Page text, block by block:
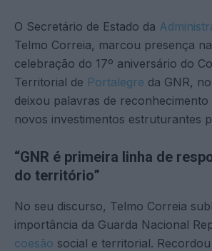
O Secretário de Estado da
Telmo Correia, marcou presença
celebração do 17º aniversário do
Territorial de Portalegre da GNR,
deixou palavras de
novos investimentos estruturantes
“GNR é primeira linha de
do território”
No seu discurso, Telmo Correia
importância da Guarda Nacional
coesão social e territorial.